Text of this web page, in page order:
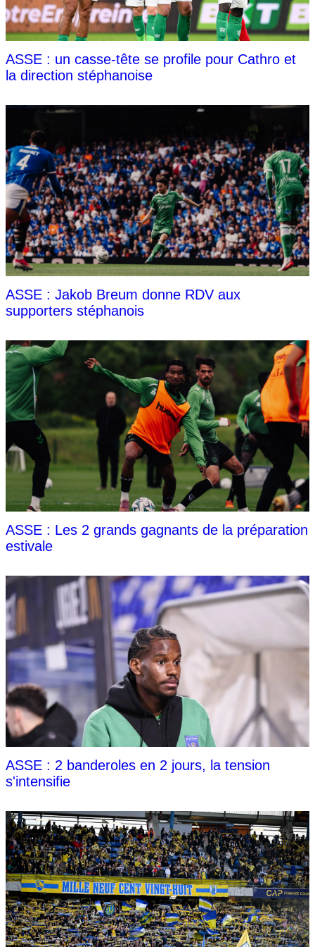
ASSE : un casse-tête se profile pour Cathro et
la direction stéphanoise
ASSE : Jakob Breum donne RDV aux
supporters stéphanois
ASSE : Les 2 grands gagnants de la préparation
estivale
ASSE : 2 banderoles en 2 jours, la tension
s'intensifie